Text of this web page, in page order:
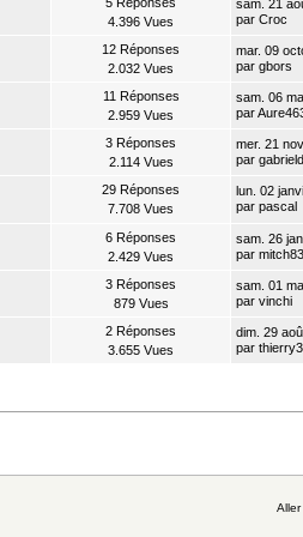
4.396 Vues
sam. 21
par Croc
12 Réponses
2.032 Vues
mar. 09
par gbors
11 Réponses
2.959 Vues
sam. 06
par
3 Réponses
2.114 Vues
mer. 21
par
29 Réponses
7.708 Vues
lun. 02
par pascal
6 Réponses
2.429 Vues
sam. 26
par mitch83
3 Réponses
879 Vues
sam. 01
par vinchi
2 Réponses
3.655 Vues
dim. 29
par
Aller